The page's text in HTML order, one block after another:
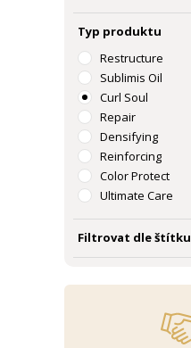
Typ produktu
Restructure
Sublimis Oil
Curl Soul
Repair
Densifying
Reinforcing
Color Protect
Ultimate Care
Scalp
Purifying
Balance
Filtrovat dle štítku